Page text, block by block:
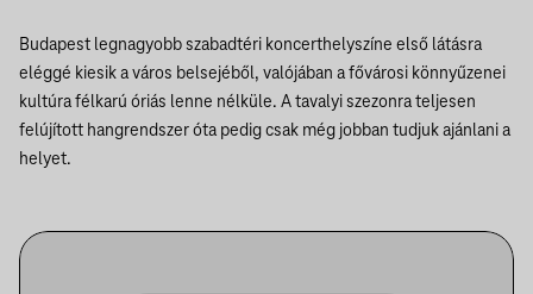
Budapest legnagyobb szabadtéri koncerthelyszíne első látásra
eléggé kiesik a város belsejéből, valójában a fővárosi könnyűzenei
kultúra félkarú óriás lenne nélküle. A tavalyi szezonra teljesen
felújított hangrendszer óta pedig csak még jobban tudjuk ajánlani a
helyet.